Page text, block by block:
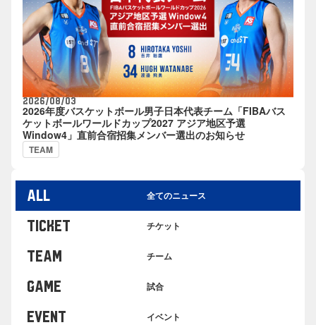
2026/08/03
2026年度バスケットボール男子日本代表チーム「FIBAバス
ケットボールワールドカップ2027 アジア地区予選
Window4」直前合宿招集メンバー選出のお知らせ
TEAM
ALL 全てのニュース
TICKET チケット
TEAM チーム
GAME 試合
EVENT イベント